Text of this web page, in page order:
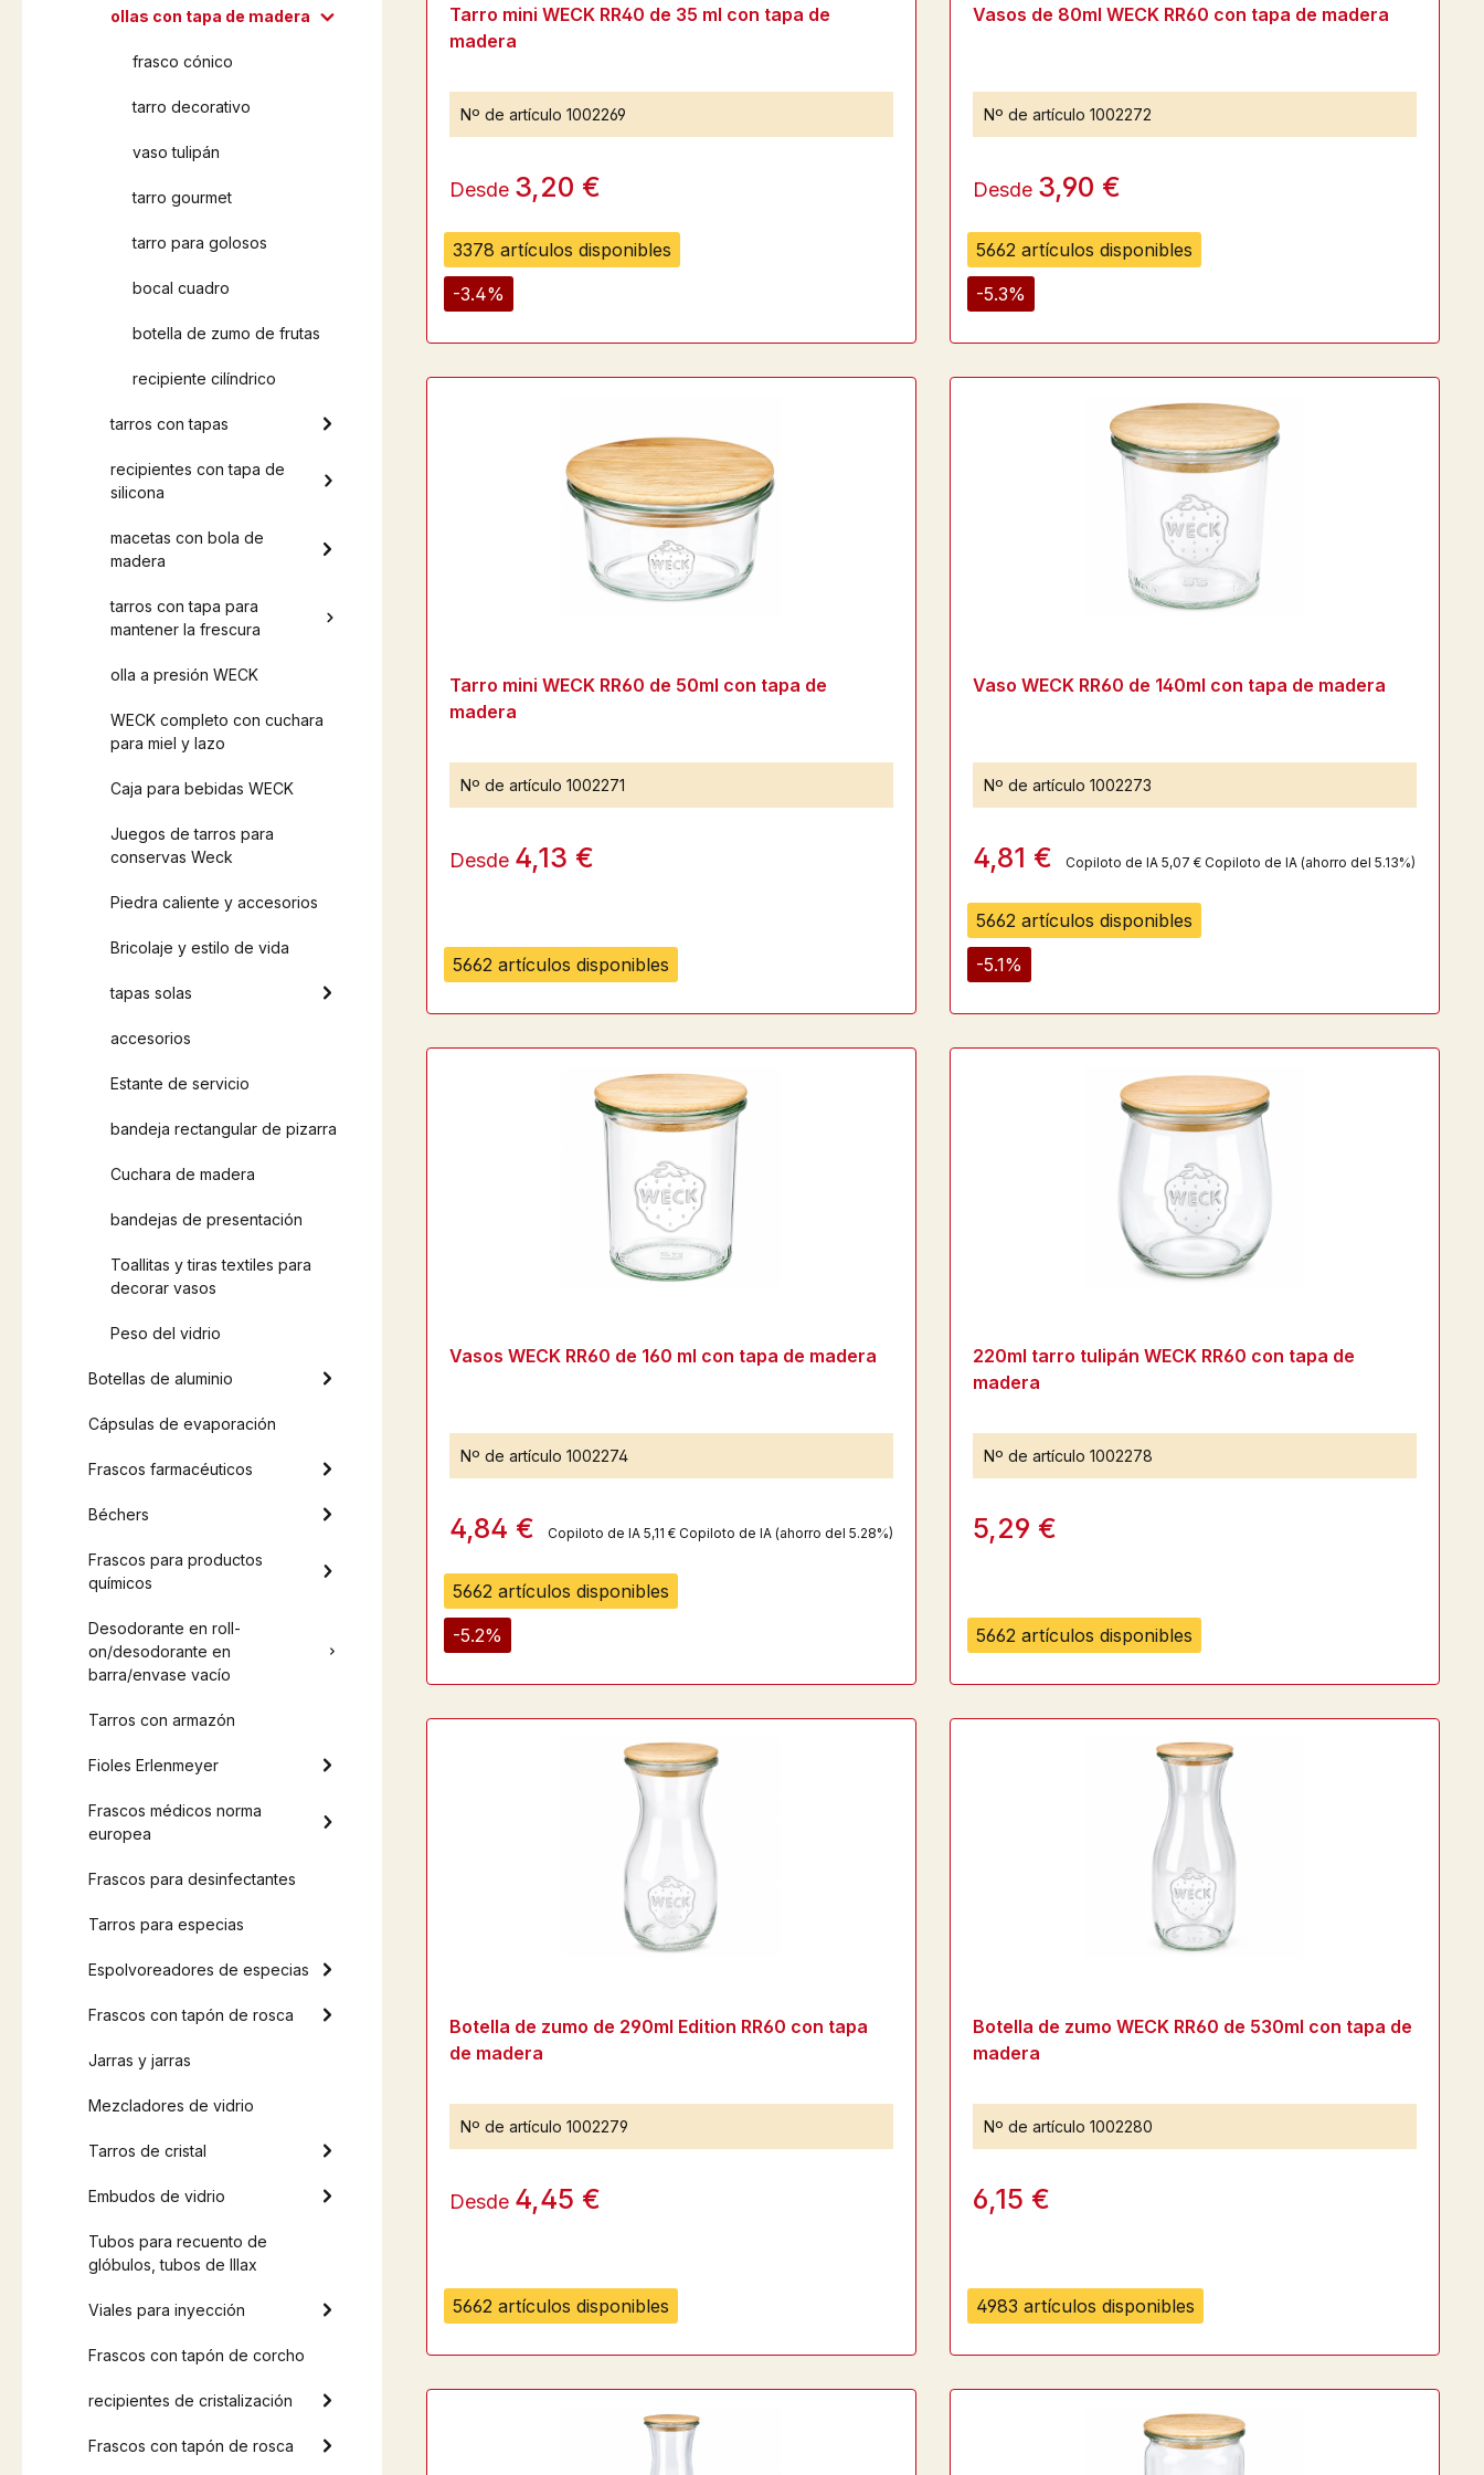
ollas con tapa de madera
frasco cónico
tarro decorativo
vaso tulipán
tarro gourmet
tarro para golosos
bocal cuadro
botella de zumo de frutas
recipiente cilíndrico
tarros con tapas
recipientes con tapa de
silicona
macetas con bola de
madera
tarros con tapa para
mantener la frescura
olla a presión WECK
WECK completo con cuchara
para miel y lazo
Caja para bebidas WECK
Juegos de tarros para
conservas Weck
Piedra caliente y accesorios
Bricolaje y estilo de vida
tapas solas
accesorios
Estante de servicio
bandeja rectangular de pizarra
Cuchara de madera
bandejas de presentación
Toallitas y tiras textiles para
decorar vasos
Peso del vidrio
Botellas de aluminio
Cápsulas de evaporación
Frascos farmacéuticos
Béchers
Frascos para productos
químicos
Desodorante en roll-
on/desodorante en
barra/envase vacío
Tarros con armazón
Fioles Erlenmeyer
Frascos médicos norma
europea
Frascos para desinfectantes
Tarros para especias
Espolvoreadores de especias
Frascos con tapón de rosca
Jarras y jarras
Mezcladores de vidrio
Tarros de cristal
Embudos de vidrio
Tubos para recuento de
glóbulos, tubos de Illax
Viales para inyección
Frascos con tapón de corcho
recipientes de cristalización
Frascos con tapón de rosca
3378 artículos disponibles
-3.4%
Tarro mini WECK RR40 de 35 ml con tapa de
madera
Nº de artículo 1002269
Desde 3,20 €
5662 artículos disponibles
-5.3%
Vasos de 80ml WECK RR60 con tapa de madera
Nº de artículo 1002272
Desde 3,90 €
5662 artículos disponibles
Tarro mini WECK RR60 de 50ml con tapa de
madera
Nº de artículo 1002271
Desde 4,13 €
5662 artículos disponibles
-5.1%
Vaso WECK RR60 de 140ml con tapa de madera
Nº de artículo 1002273
4,81 € Copiloto de IA 5,07 € Copiloto de IA (ahorro del 5.13%)
5662 artículos disponibles
-5.2%
Vasos WECK RR60 de 160 ml con tapa de madera
Nº de artículo 1002274
4,84 € Copiloto de IA 5,11 € Copiloto de IA (ahorro del 5.28%)
5662 artículos disponibles
220ml tarro tulipán WECK RR60 con tapa de
madera
Nº de artículo 1002278
5,29 €
5662 artículos disponibles
Botella de zumo de 290ml Edition RR60 con tapa
de madera
Nº de artículo 1002279
Desde 4,45 €
4983 artículos disponibles
Botella de zumo WECK RR60 de 530ml con tapa de
madera
Nº de artículo 1002280
6,15 €